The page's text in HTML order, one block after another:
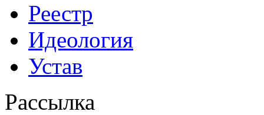
Реестр
Идеология
Устав
Рассылка